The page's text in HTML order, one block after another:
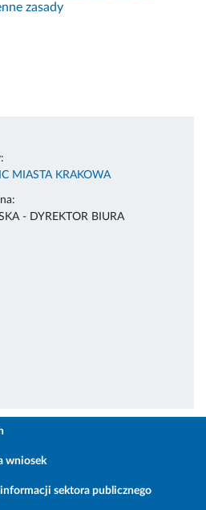
zasady
MIASTA KRAKOWA
- DYREKTOR BIURA
wniosek
sektora publicznego